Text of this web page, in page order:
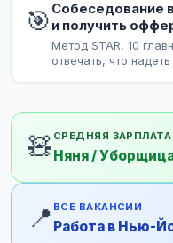
🎯 Собеседование
и получить
Метод STAR, 10
отвечать, что
🧸 СРЕДНЯЯ ЗАРПЛАТА
Няня /
📍 ВСЕ ВАКАНСИИ
Работа в Нью-